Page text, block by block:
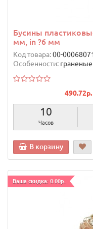
Бусины
мм, in ?6 мм
Код товара:00-
Особенности: граненые
490.72р.
10
Часов
В корзину
Ваша скидка: 0.00р.